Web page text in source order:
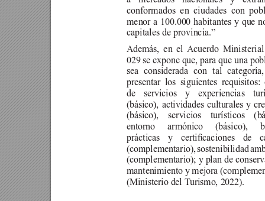
conformados en ciudades con
menor a 100.000 habitantes y que
capitales de provincia.”
Además, en el Acuerdo
029 se expone que, para que una
sea considerada con tal
presentar los siguientes
de servicios y experiencias
(básico), actividades culturales y
(básico), servicios turísticos
entorno armónico (básico),
prácticas
y certicaciones de
(complementario), sostenibilidad
(complementario); y plan de
mantenimiento y mejora
(Ministerio del Turismo, 2022).